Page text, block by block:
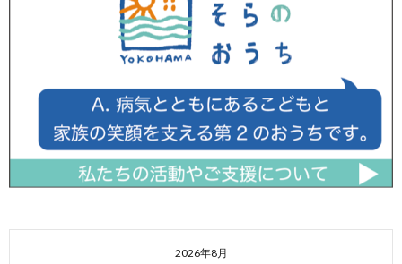
2026年8月